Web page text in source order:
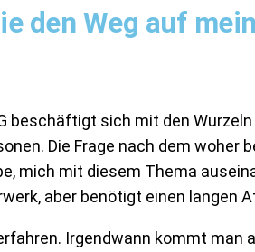
den Weg auf
beschäftigt sich mit den
Die Frage nach dem woher
mich mit diesem Thema
aber benötigt einen langen
Irgendwann kommt man